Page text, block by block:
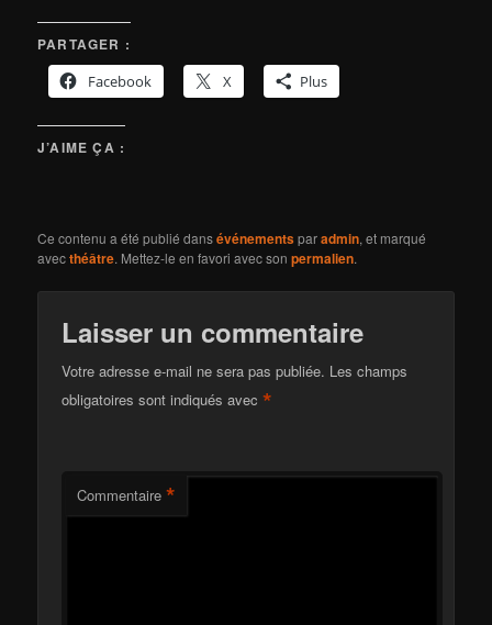
PARTAGER :
Facebook
X Plus
J’AIME ÇA :
Ce contenu a été publié dansévénementsparadmin, et marqué
avecthéâtre. Mettez-le en favori avec sonpermalien.
Laisser un commentaire
Votre adresse e-mail ne sera pas publiée. Les champs
obligatoires sont indiqués avec*
Commentaire *